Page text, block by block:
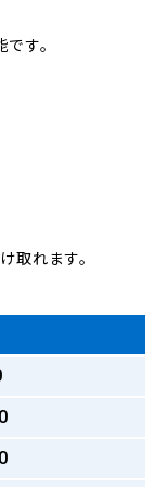
す。
取れます。